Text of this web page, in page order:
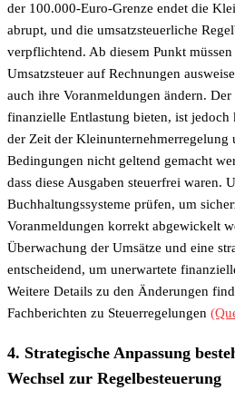
der 100.000-Euro-Grenze endet die
abrupt, und die umsatzsteuerliche
verpflichtend. Ab diesem Punkt
Umsatzsteuer auf Rechnungen
auch ihre Voranmeldungen ändern.
finanzielle Entlastung bieten, ist jedoch
der Zeit der Kleinunternehmerregelung
Bedingungen nicht geltend gemacht
dass diese Ausgaben steuerfrei waren.
Buchhaltungssysteme prüfen, um
Voranmeldungen korrekt abgewickelt
Überwachung der Umsätze und eine
entscheidend, um unerwartete
Weitere Details zu den Änderungen
Fachberichten zu Steuerregelungen
4. Strategische Anpassung
Wechsel zur Regelbesteuerung